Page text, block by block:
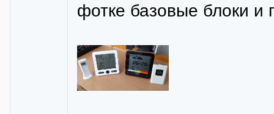
фотке базовые блоки и